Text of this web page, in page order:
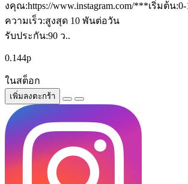
งคุณ:https://www.instagram.com/***เริ่มต้น
ความเร็ว:สูงสุด 10 พันต่อวัน
รับประกัน:90 ว..
0.144р
ในสต็อก
เพิ่มลงตะกร้า